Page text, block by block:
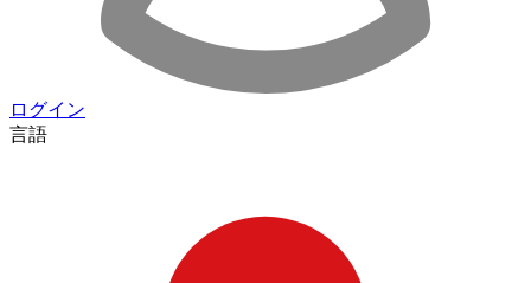
ログイン
言語